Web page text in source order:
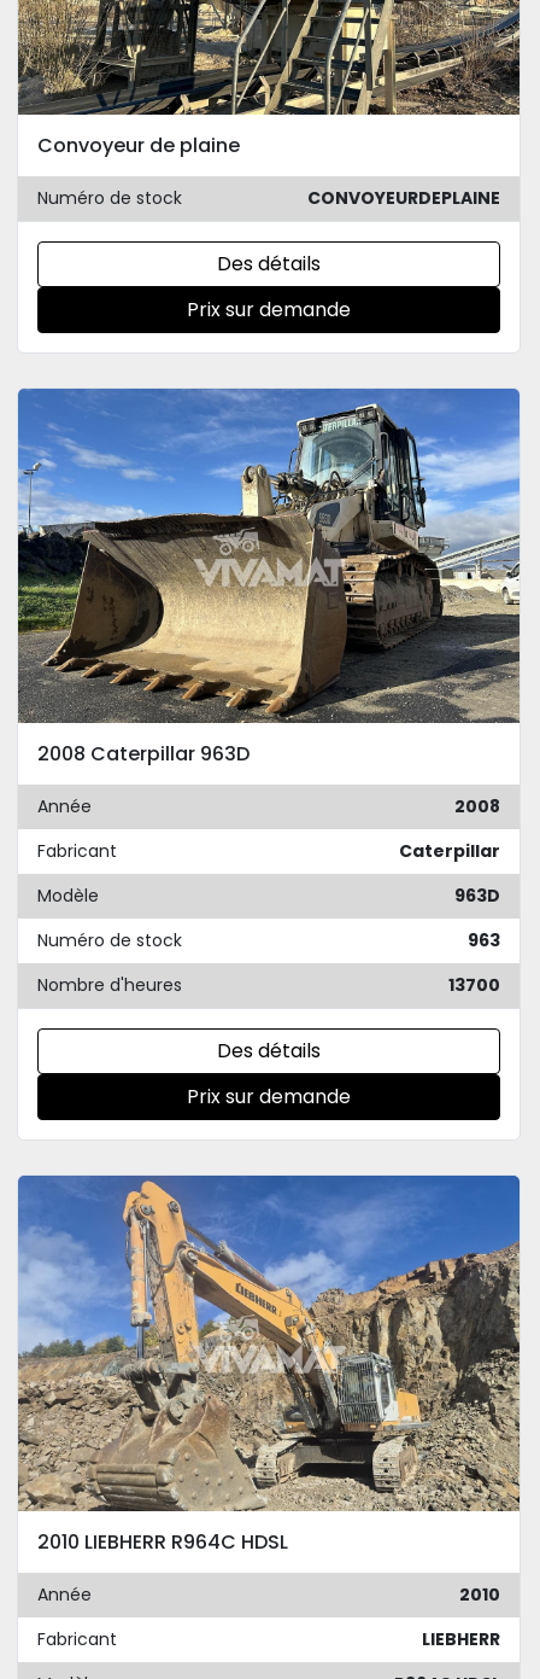
Convoyeur de plaine
Numéro de stock CONVOYEURDEPLAINE
Des détails
Prix sur demande
2008 Caterpillar 963D
Année
2008
Fabricant
Caterpillar
Modèle
963D
Numéro de stock
963
Nombre d'heures
13700
Des détails
Prix sur demande
2010 LIEBHERR R964C HDSL
Année
2010
Fabricant
LIEBHERR